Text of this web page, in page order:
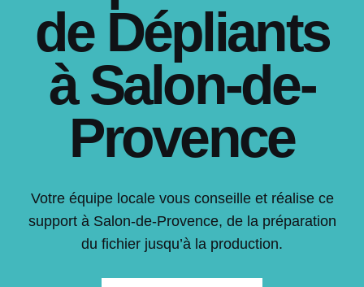
de Dépliants
à Salon-de-
Provence
Votre équipe locale vous conseille et réalise ce
support à Salon-de-Provence, de la préparation
du fichier jusqu’à la production.